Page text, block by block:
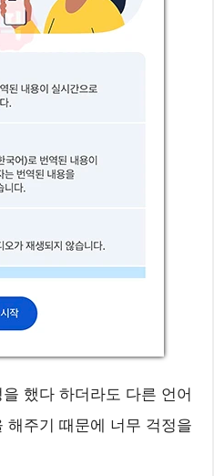
했다 하더라도 다른 언어
해주기 때문에 너무 걱정을